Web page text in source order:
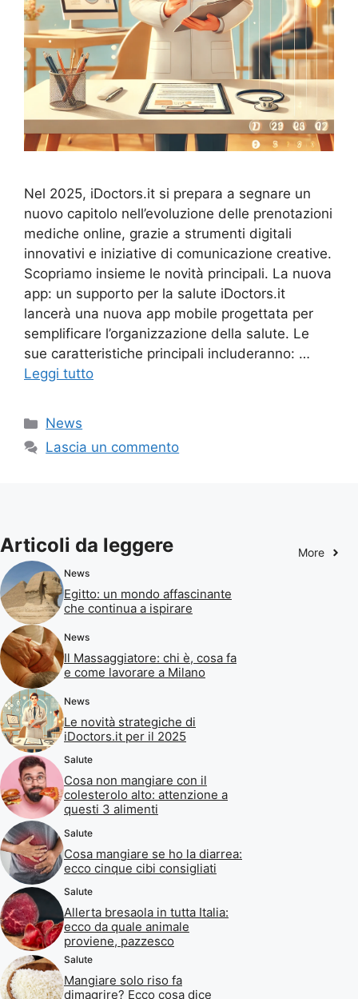
Nel 2025, iDoctors.it si prepara a segnare un
nuovo capitolo nell’evoluzione delle prenotazioni
mediche online, grazie a strumenti digitali
innovativi e iniziative di comunicazione creative.
Scopriamo insieme le novità principali. La nuova
app: un supporto per la salute iDoctors.it
lancerà una nuova app mobile progettata per
semplificare l’organizzazione della salute. Le
sue caratteristiche principali includeranno: …
Leggi tutto
Categorie
News
Lascia un commento
Articoli da leggere More
News
Egitto: un mondo affascinante
che continua a ispirare
News
Il Massaggiatore: chi è, cosa fa
e come lavorare a Milano
News
Le novità strategiche di
iDoctors.it per il 2025
Salute
Cosa non mangiare con il
colesterolo alto: attenzione a
questi 3 alimenti
Salute
Cosa mangiare se ho la diarrea:
ecco cinque cibi consigliati
Salute
Allerta bresaola in tutta Italia:
ecco da quale animale
proviene, pazzesco
Salute
Mangiare solo riso fa
dimagrire? Ecco cosa dice